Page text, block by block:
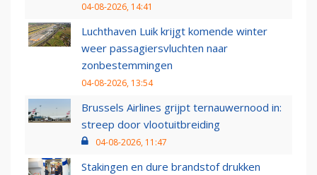
04-08-2026, 14:41
Luchthaven Luik krijgt komende winter
weer passagiersvluchten naar
zonbestemmingen
04-08-2026, 13:54
Brussels Airlines grijpt ternauwernood in:
streep door vlootuitbreiding
04-08-2026, 11:47
Stakingen en dure brandstof drukken